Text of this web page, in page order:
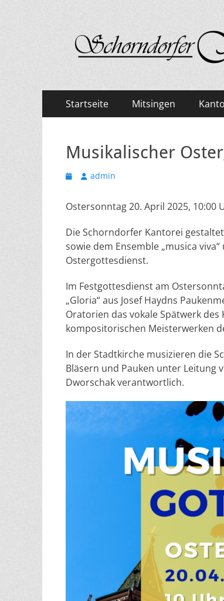
Kantorei
Primäres
Menü
Inhalt
Startseite Mitsingen
Musikalischer
Veröffentlicht
Autoradmin
Ostersonntag 20. April 2025, 10:00
Die Schorndorfer Kantorei
sowie dem Ensemble „musica
Ostergottesdienst.
Im Festgottesdienst am
„Gloria“ aus Josef Haydns
Oratorien das vokale Spätwerk
kompositorischen Meisterwerken
In der Stadtkirche musizieren die
Bläsern und Pauken unter Leitung
Dworschak verantwortlich.